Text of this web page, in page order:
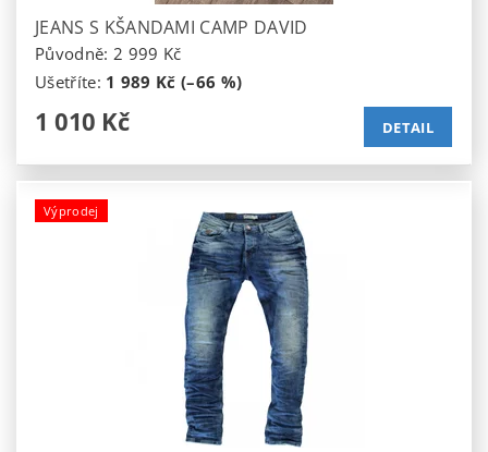
JEANS S KŠANDAMI CAMP DAVID
Původně: 2 999 Kč
Ušetříte: 1 989 Kč (–66 %)
1 010 Kč DETAIL
Výprodej